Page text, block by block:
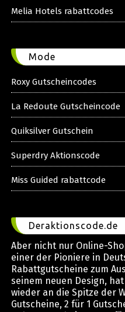
Melia Hotels rabattcodes
Mode
Roxy Gutscheincodes
La Redoute Gutscheincode
Quiksilver Gutschein
Superdry Aktionscode
Miss Guided rabattcode
Deraktionscode.de
Aber nicht nur Online-
einer der Pioniere in
Rabattgutscheine zum
seinem neuen Design,
wieder an die Spitze der
Gutscheine, 2 für 1